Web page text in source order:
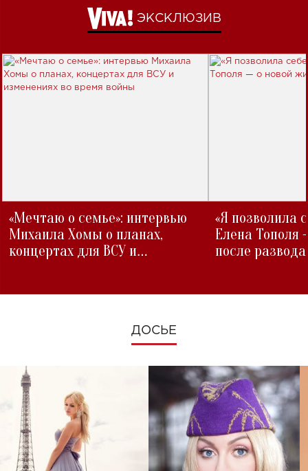
ЭКСКЛЮЗИВ
«Мечтаю о семье»: интервью
Михаила Хомы о планах,
концертах для ВСУ и
«Я позволила
Елена Тополя
после развода
ДОСЬЕ